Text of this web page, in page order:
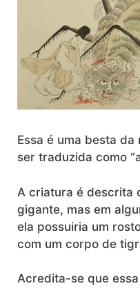
Essa é uma besta
ser traduzida como
A criatura é descrita
gigante, mas em
ela possuiria um
com um corpo de
Acredita-se que